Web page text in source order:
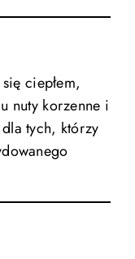
ciepłem,
nuty korzenne i
tych, którzy